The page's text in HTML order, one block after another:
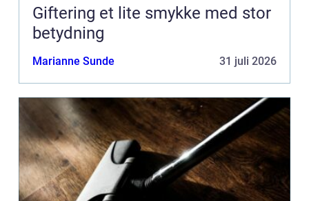
Giftering et lite smykke med stor
betydning
Marianne Sunde 31 juli 2026